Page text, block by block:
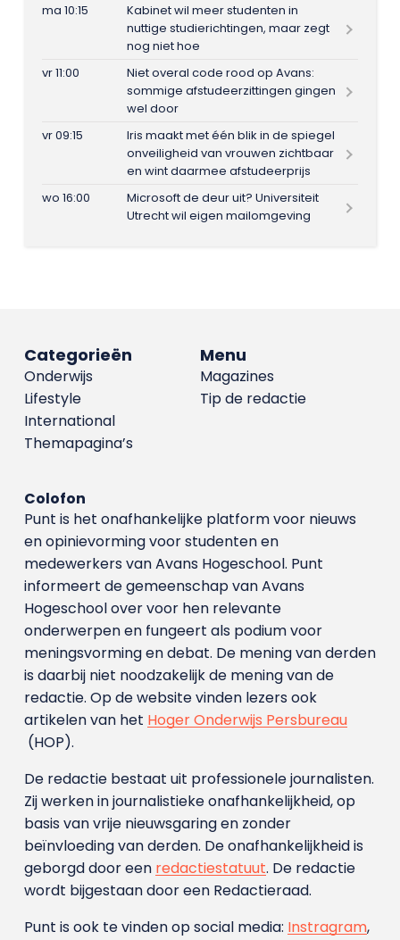
ma 10:15
Kabinet wil meer studenten in
nuttige studierichtingen, maar zegt
nog niet hoe
vr 11:00
Niet overal code rood op Avans:
sommige afstudeerzittingen gingen
wel door
vr 09:15
Iris maakt met één blik in de spiegel
onveiligheid van vrouwen zichtbaar
en wint daarmee afstudeerprijs
wo 16:00
Microsoft de deur uit? Universiteit
Utrecht wil eigen mailomgeving
Menu
Magazines
Tip de redactie
Categorieën
Onderwijs
Lifestyle
International
Themapagina’s
Colofon
Punt is het onafhankelijke platform voor nieuws
en opinievorming voor studenten en
medewerkers van Avans Hoge­school. Punt
informeert de gemeenschap van Avans
Hogeschool over voor hen relevante
onderwerpen en fungeert als podium voor
meningsvorming en debat. De mening van derden
is daarbij niet noodzakelijk de mening van de
redactie. Op de website vinden lezers ook
artikelen van het Hoger Onderwijs Persbureau
(HOP).
De redactie bestaat uit professionele journalisten.
Zij werken in journalistieke onafhankelijkheid, op
basis van vrije nieuwsgaring en zonder
beïnvloeding van derden. De onafhankelijkheid is
geborgd door een redactiestatuut. De redactie
wordt bijgestaan door een Redactieraad.
Punt is ook te vinden op social media: Instragram,